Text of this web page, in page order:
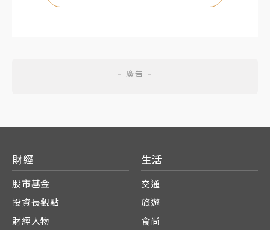
財經
股市基金
投資長觀點
財經人物
生活
交通
旅遊
食尚